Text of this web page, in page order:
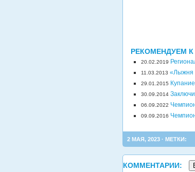
РЕКОМЕНДУЕМ
20.02.2019
11.03.2013 «Лыжня
29.01.2015
30.09.2014
06.09.2022
09.09.2016
2 МАЯ, 2023 · МЕТКИ:
КОММЕНТАРИИ: